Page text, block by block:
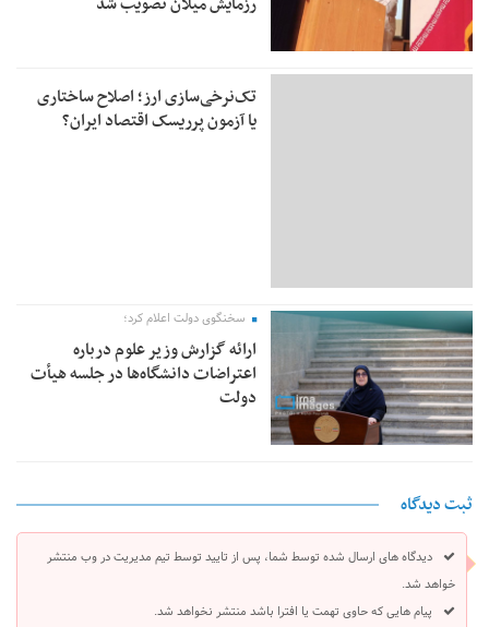
تک‌نرخی‌سازی ارز؛ اصلاح ساختاری
یا آزمون پرریسک اقتصاد ایران؟
سخنگوی دولت اعلام کرد؛
ارائه گزارش وزیر علوم درباره
اعتراضات دانشگاه‌ها در جلسه هیأت
دولت
ثبت دیدگاه
دیدگاه های ارسال شده توسط شما، پس از تایید توسط تیم مدیریت در وب منتشر
خواهد شد.
پیام هایی که حاوی تهمت یا افترا باشد منتشر نخواهد شد.